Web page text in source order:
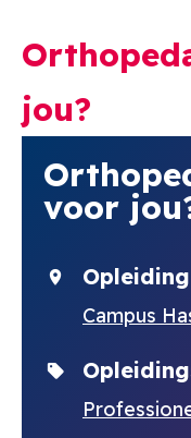
jou?
voor
Campus